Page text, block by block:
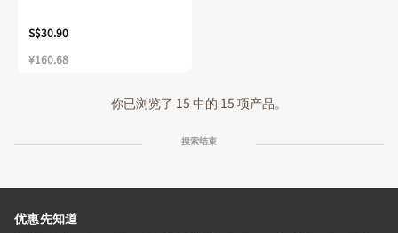
S$30.90
¥160.68
你已浏览了 15 中的 15 项产品。
搜索结束
优惠先知道